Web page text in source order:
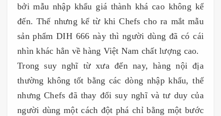
bởi mẫu nhập khẩu giá thành khá cao không kể
đến. Thế nhưng kể từ khi Chefs cho ra mắt mẫu
sản phẩm DIH 666 này thì người dùng đã có cái
nhìn khác hẳn về hàng Việt Nam chất lượng cao.
Trong suy nghĩ từ xưa đến nay, hàng nội địa
thường không tốt bằng các dòng nhập khẩu, thế
nhưng Chefs đã thay đổi suy nghĩ và tư duy của
người dùng một cách đột phá chỉ bằng một bước